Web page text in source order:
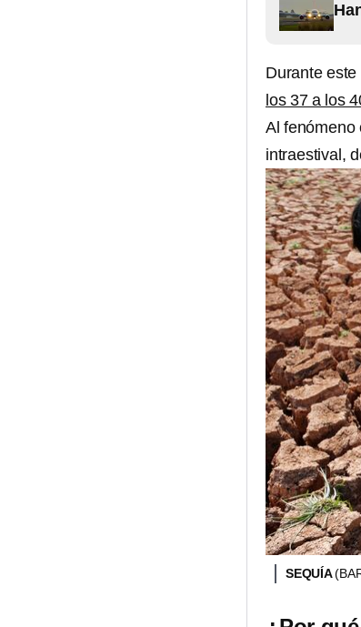
Durante
los 37 a los
Al fenómeno
intraestival,
SEQUÍA